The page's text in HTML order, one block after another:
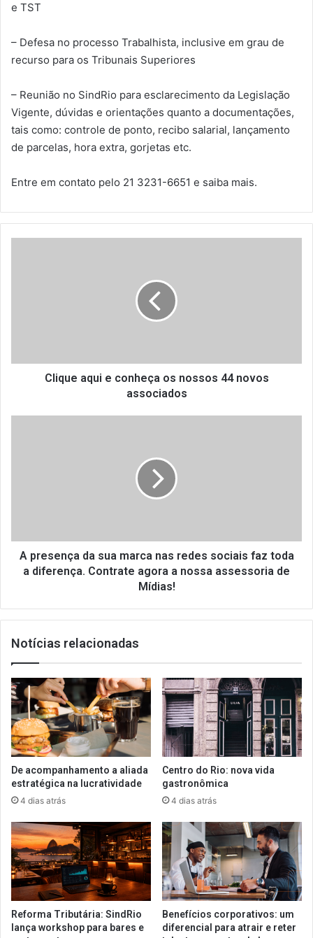
e TST
– Defesa no processo Trabalhista, inclusive em grau de
recurso para os Tribunais Superiores
– Reunião no SindRio para esclarecimento da Legislação
Vigente, dúvidas e orientações quanto a documentações,
tais como: controle de ponto, recibo salarial, lançamento
de parcelas, hora extra, gorjetas etc.
Entre em contato pelo 21 3231-6651 e saiba mais.
associados
Clique aqui e conheça os nossos 44 novos
associados
faz
toda
agora
nossa
Mídias!
A presença da sua marca nas redes sociais faz toda
a diferença. Contrate agora a nossa assessoria de
Mídias!
Notícias relacionadas
De acompanhamento a aliada
estratégica na lucratividade
4 dias atrás
Centro do Rio: nova vida
gastronômica
4 dias atrás
Reforma Tributária: SindRio
lança workshop para bares e
Benefícios corporativos: um
diferencial para atrair e reter